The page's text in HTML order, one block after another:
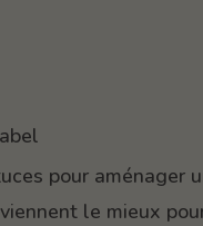
pour aménager
le mieux